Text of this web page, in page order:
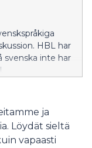
HBL har
svenska inte har
ja
Löydät sieltä
vapaasti